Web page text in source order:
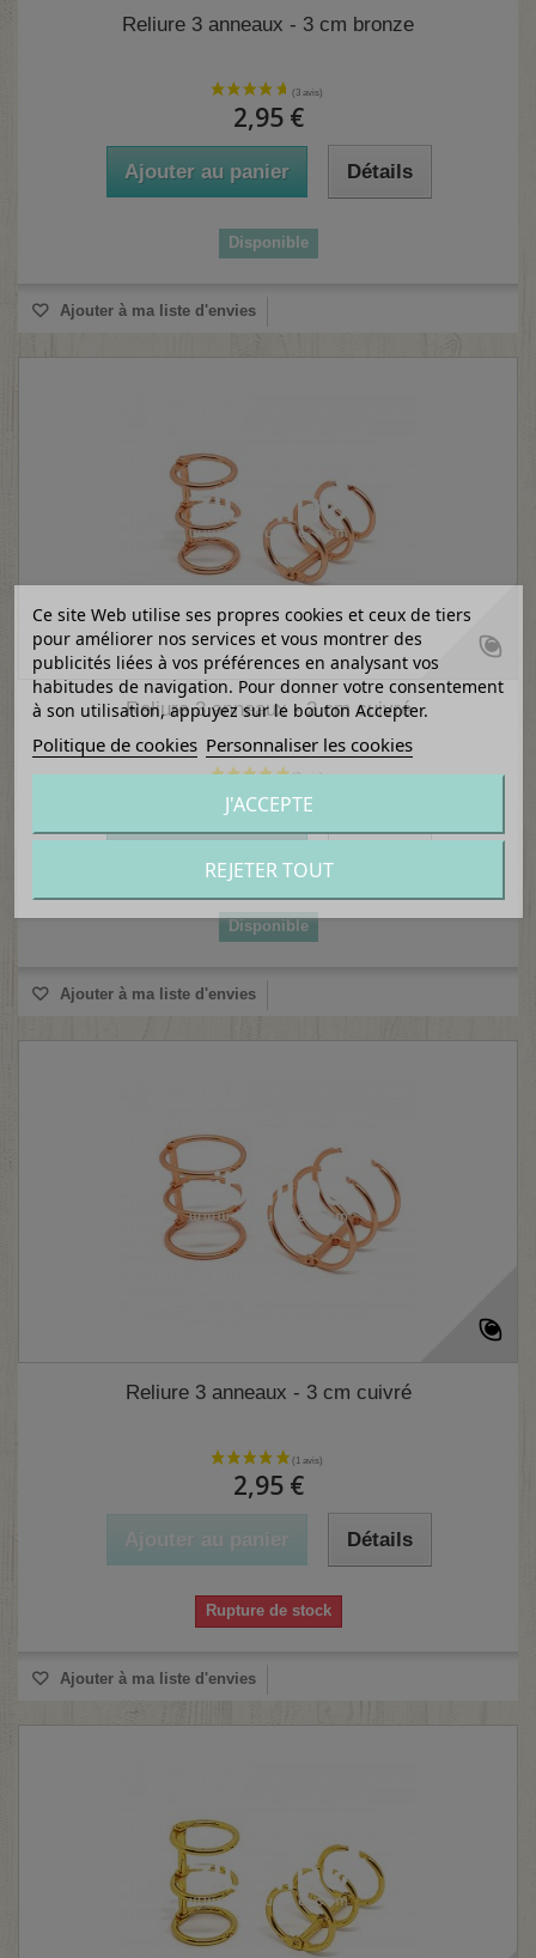
Reliure 3 anneaux - 3 cm bronze
2,95 €
Ajouter au panier Détails
Disponible
Ajouter à ma liste d'envies
Reliure 3 anneaux - 2 cm cuivré
1,95 €
Disponible
Ajouter à ma liste d'envies
Reliure 3 anneaux - 3 cm cuivré
2,95 €
Ajouter au panier Détails
Rupture de stock
Ajouter à ma liste d'envies
Ce site Web utilise ses propres cookies et ceux de tiers
pour améliorer nos services et vous montrer des
publicités liées à vos préférences en analysant vos
habitudes de navigation. Pour donner votre consentement
à son utilisation, appuyez sur le bouton Accepter.
Politique de cookies Personnaliser les cookies
REJETER TOUT
J'ACCEPTE